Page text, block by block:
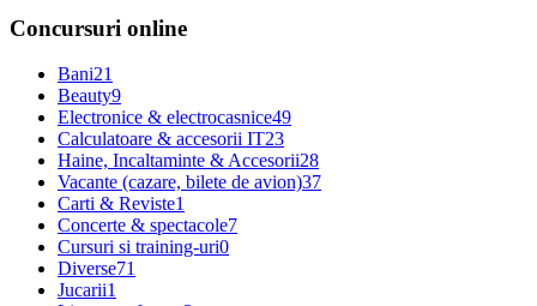
Concursuri online
Bani21
Beauty9
Electronice & electrocasnice49
Calculatoare & accesorii IT23
Haine, Incaltaminte & Accesorii28
Vacante (cazare, bilete de avion)37
Carti & Reviste1
Concerte & spectacole7
Cursuri si training-uri0
Diverse71
Jucarii1